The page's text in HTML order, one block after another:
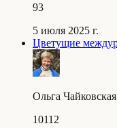
93
5 июля 2025 г.
Цветущие
Ольга Чайковская
10112